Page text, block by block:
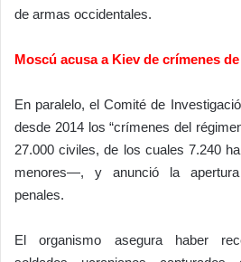
de armas occidentales.
Moscú acusa a Kiev de crímenes
En paralelo, el Comité de
desde 2014 los “crímenes del
27.000 civiles, de los cuales 7.240
menores—, y anunció la
penales.
El organismo asegura haber